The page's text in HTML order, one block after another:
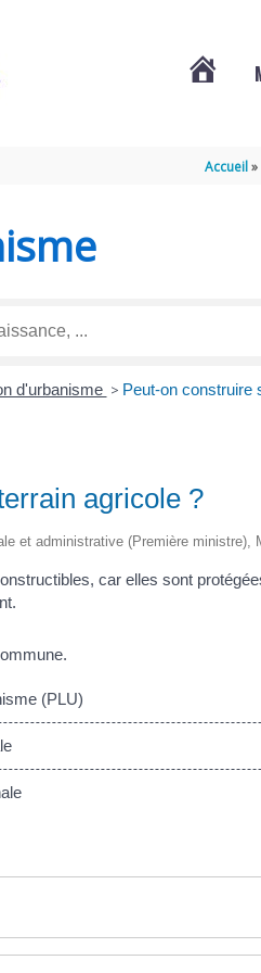
Accueil
d'urbanisme > Peut-on construire
agricole ?
et administrative (Première ministre),
car elles sont
(PLU)